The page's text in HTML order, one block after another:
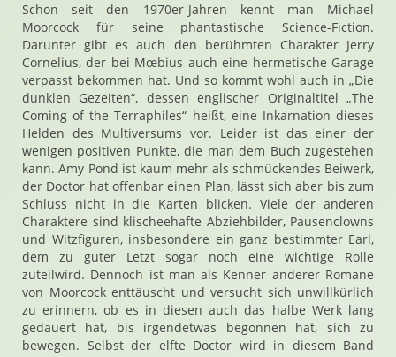
Schon seit den 1970er-Jahren kennt man Michael
Moorcock für seine phantastische Science-Fiction.
Darunter gibt es auch den berühmten Charakter Jerry
Cornelius, der bei Mœbius auch eine hermetische Garage
verpasst bekommen hat. Und so kommt wohl auch in „Die
dunklen Gezeiten“, dessen englischer Originaltitel „The
Coming of the Terraphiles“ heißt, eine Inkarnation dieses
Helden des Multiversums vor. Leider ist das einer der
wenigen positiven Punkte, die man dem Buch zugestehen
kann. Amy Pond ist kaum mehr als schmückendes Beiwerk,
der Doctor hat offenbar einen Plan, lässt sich aber bis zum
Schluss nicht in die Karten blicken. Viele der anderen
Charaktere sind klischeehafte Abziehbilder, Pausenclowns
und Witzfiguren, insbesondere ein ganz bestimmter Earl,
dem zu guter Letzt sogar noch eine wichtige Rolle
zuteilwird. Dennoch ist man als Kenner anderer Romane
von Moorcock enttäuscht und versucht sich unwillkürlich
zu erinnern, ob es in diesen auch das halbe Werk lang
gedauert hat, bis irgendetwas begonnen hat, sich zu
bewegen. Selbst der elfte Doctor wird in diesem Band